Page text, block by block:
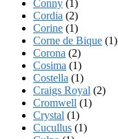
Conny (1)
Cordia (2)
Corine (1)
Corne de Bique (1)
Corona (2)
Cosima (1)
Costella (1)
Craigs Royal (2)
Cromwell (1)
Crystal (1)
Cucullus (1)